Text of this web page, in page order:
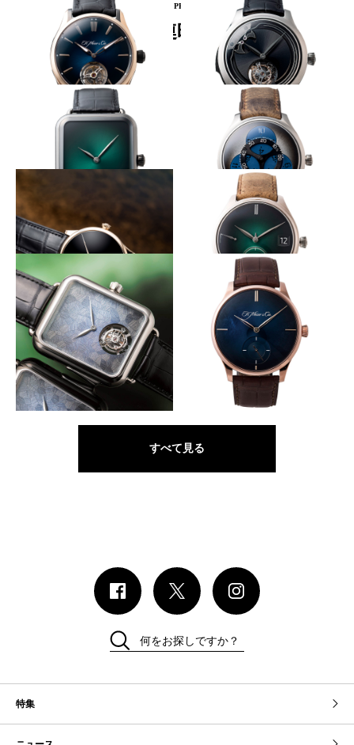
PICKUP PRODUCT
関連時計
スポーティな外観に託す高精度機構
H.MOSER&CIE.
パイオニア・トゥールビヨン
ダイヤルに露わにする時打ちの様子
H.MOSER&CIE.
エンデバー・コンセプト ミニ
ッツリピーター トゥールビヨ
H.MOSER&CIE.
スイス・アルプ・ウォッチ・コ
ンセプト
暗闇で光を放つアワーディスク
H.MOSER&CIE.
エンデバー・フライングアワー
ズ スーパールミノヴァ ブルー
H.MOSER&CIE.
ベンチャー・コンセプト ベン
タブラック
モーザーを代表する機構とダイヤル
H.MOSER&CIE.
エンデバー・パーペチュアルカ
レンダー ピュリティ
四角に仕立てた堂々たる複雑機構
H.MOSER&CIE.
スイス アルプ ウォッチ ミニッ
ツリピーター
RGと深いブルーのコーデがお洒落
H.MOSER&CIE.
ベンチャー・スモールセコンド
XL ピュリティ
すべて見る
特集
何をお探しですか？